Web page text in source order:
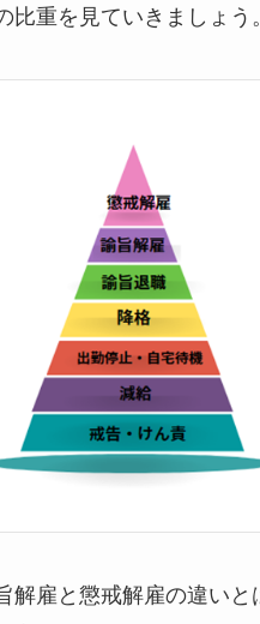
比重を見ていきましょう。
解雇と懲戒解雇の違いと